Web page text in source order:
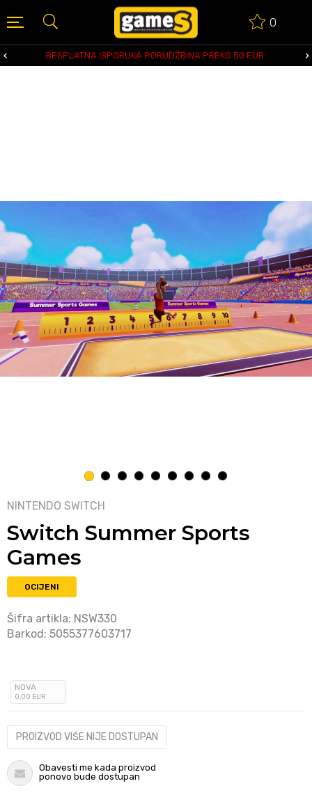
0
BESPLATNA ISPORUKA PORUDŽBINA PREKO 50 EUR
1 2 3 4 5 6 7 8 9
NINTENDO SWITCH
Switch Summer Sports
Games
OCIJENI
Šifra artikla: NSW330
Barkod: 5055377603717
NOVA
0,00 EUR
PROIZVOD VIŠE NIJE DOSTUPAN
Obavesti me kada proizvod
ponovo bude dostupan